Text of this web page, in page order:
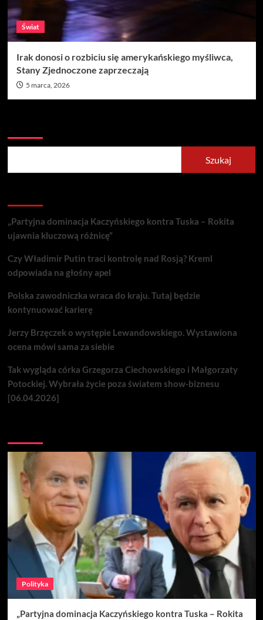
Świat
Irak donosi o rozbiciu się amerykańskiego myśliwca,
Stany Zjednoczone zaprzeczają
5 marca, 2026
Szukaj
„Partyjna dominacja Kaczyńskiego kontra Tuska – Rokita
ujawnia kluczową różnicę”
Czy Władimir Putin traci kontrolę nad Rosją? Kreml
odpowiada na głośny apel
Polska zawodniczka wraca do kraju. Tutaj będzie
kontynuować karierę
Jerzy Brzęczek o występie Lewandowskiego. Wystawiona
ocena mówi sama za siebie
Tak wygląda córka Grzegorza Ciechowskiego i Małgorzaty
Potockiej. Wybrała życie poza światem show-biznesu
[06.04.2026]
Polityka
„Partyjna dominacja Kaczyńskiego kontra Tuska – Rokita